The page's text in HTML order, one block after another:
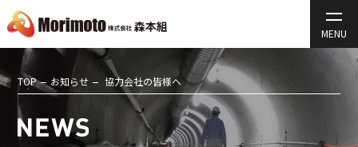
TOP お知らせ 協力会社の皆様へ